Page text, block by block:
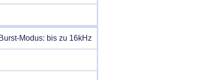
Modus: bis zu 16kHz